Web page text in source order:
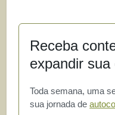
Receba
expandir
Toda semana, uma
sua jornada de